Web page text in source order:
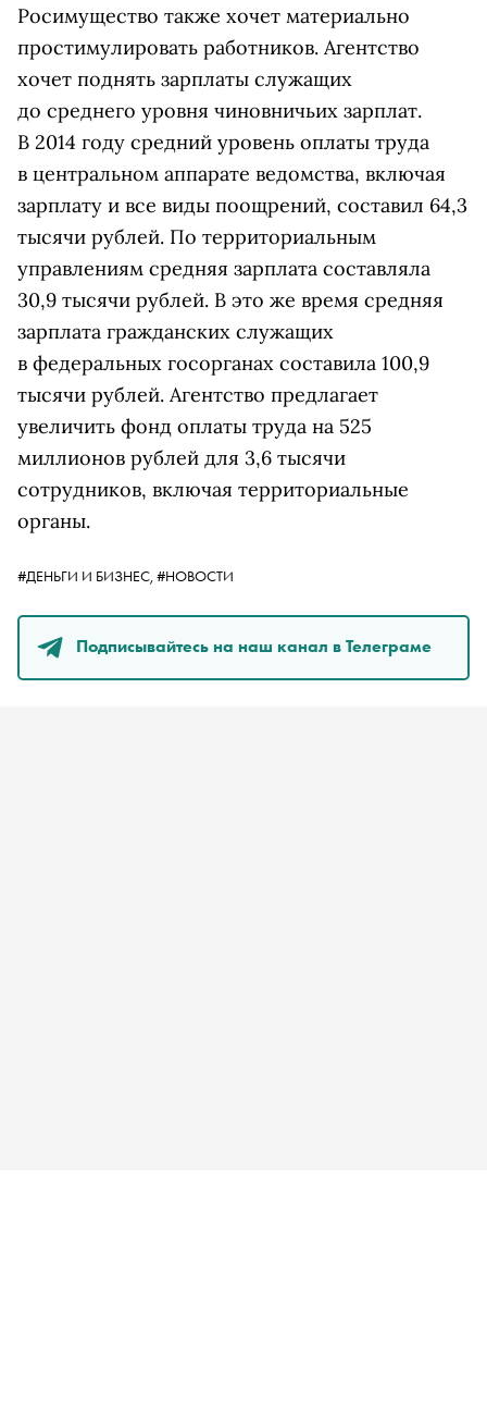
Росимущество также хочет материально
простимулировать работников. Агентство
хочет поднять зарплаты служащих
до среднего уровня чиновничьих зарплат.
В 2014 году средний уровень оплаты труда
в центральном аппарате ведомства, включая
зарплату и все виды поощрений, составил 64,3
тысячи рублей. По территориальным
управлениям средняя зарплата составляла
30,9 тысячи рублей. В это же время средняя
зарплата гражданских служащих
в федеральных госорганах составила 100,9
тысячи рублей. Агентство предлагает
увеличить фонд оплаты труда на 525
миллионов рублей для 3,6 тысячи
сотрудников, включая территориальные
органы.
#ДЕНЬГИ И БИЗНЕС, #НОВОСТИ
Подписывайтесь на наш канал в Телеграме